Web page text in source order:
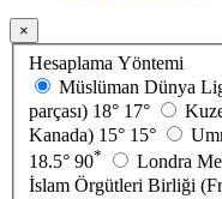
×
Hesaplama Yöntemi
Müslüman Dünya
parçası) 18° 17°
Kanada) 15° 15°
18.5° 90* Londra
İslam Örgütleri Birliği